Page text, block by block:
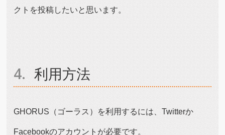
クトを投稿したいと思います。
利用方法
GHORUS（ゴーラス）を利用するには、Twitterか
Facebookのアカウントが必要です。